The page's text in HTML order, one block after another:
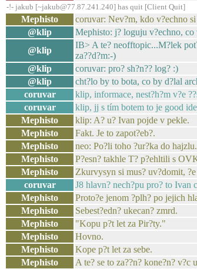
-!- jakub [~jakub@77.87.241.240] has quit [Client Quit]
Mephisto coruvar: Nev?m, kdo v?echno
@klip
Mephisto: j? loguju v?echno,
@klip
IB> A te? neofftopic...M?lek
za??d?m:-)
@klip
coruvar: pro? sh?n?? log? :)
@klip
cht?lo by to bota, co by d?lal
coruvar
klip, informace, nest?h?m v?e
coruvar
klip, jj s tím botem to je good
Mephisto
klip: A? u? Ivan pojde v pekle.
Mephisto
Fakt. Je to zapot?eb?.
Mephisto
neo: Po?li toho ?ur?ka do
Mephisto
P?esn? takhle T? p?ehltili s
Mephisto
Zkurvysyn si mus? uv?domit,
coruvar
J8 hlavn? nech?pu pro? to Ivan
Mephisto
Proto?e jenom ?plh? po jejich
Mephisto
Sebest?edn? ukecan? zmrd.
Mephisto
"Kopu p?t let za Pir?ty."
Mephisto
Hovno.
Mephisto
Kope p?t let za sebe.
Mephisto
A te? se to za??n? kone?n? v?c